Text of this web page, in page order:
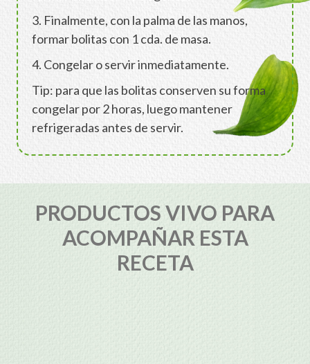
3. Finalmente, con la palma de las manos,
formar bolitas con 1 cda. de masa.
4. Congelar o servir inmediatamente.
Tip: para que las bolitas conserven su forma
congelar por 2 horas, luego mantener
refrigeradas antes de servir.
PRODUCTOS VIVO PARA
ACOMPAÑAR ESTA
RECETA